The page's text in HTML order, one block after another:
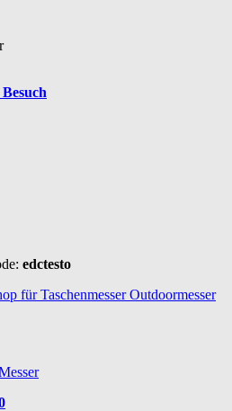
edctesto
für Taschenmesser Outdoormesser